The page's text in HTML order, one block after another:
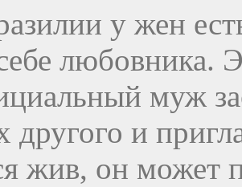
у жен
любовника.
муж
другого и
жив, он может